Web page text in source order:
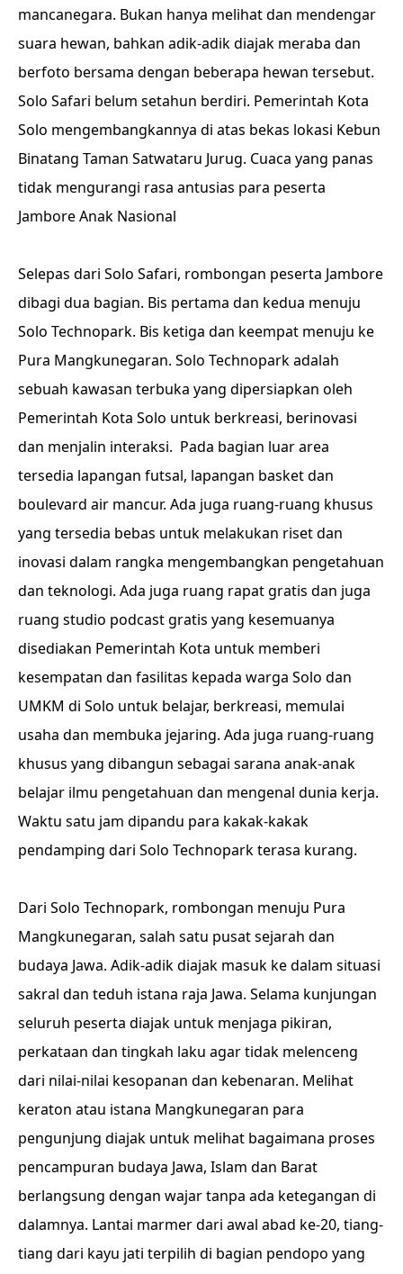
mancanegara. Bukan hanya melihat dan mendengar
suara hewan, bahkan adik-adik diajak meraba dan
berfoto bersama dengan beberapa hewan tersebut.
Solo Safari belum setahun berdiri. Pemerintah Kota
Solo mengembangkannya di atas bekas lokasi Kebun
Binatang Taman Satwataru Jurug. Cuaca yang panas
tidak mengurangi rasa antusias para peserta
Jambore Anak Nasional
Selepas dari Solo Safari, rombongan peserta Jambore
dibagi dua bagian. Bis pertama dan kedua menuju
Solo Technopark. Bis ketiga dan keempat menuju ke
Pura Mangkunegaran. Solo Technopark adalah
sebuah kawasan terbuka yang dipersiapkan oleh
Pemerintah Kota Solo untuk berkreasi, berinovasi
dan menjalin interaksi. Pada bagian luar area
tersedia lapangan futsal, lapangan basket dan
boulevard air mancur. Ada juga ruang-ruang khusus
yang tersedia bebas untuk melakukan riset dan
inovasi dalam rangka mengembangkan pengetahuan
dan teknologi. Ada juga ruang rapat gratis dan juga
ruang studio podcast gratis yang kesemuanya
disediakan Pemerintah Kota untuk memberi
kesempatan dan fasilitas kepada warga Solo dan
UMKM di Solo untuk belajar, berkreasi, memulai
usaha dan membuka jejaring. Ada juga ruang-ruang
khusus yang dibangun sebagai sarana anak-anak
belajar ilmu pengetahuan dan mengenal dunia kerja.
Waktu satu jam dipandu para kakak-kakak
pendamping dari Solo Technopark terasa kurang.
Dari Solo Technopark, rombongan menuju Pura
Mangkunegaran, salah satu pusat sejarah dan
budaya Jawa. Adik-adik diajak masuk ke dalam situasi
sakral dan teduh istana raja Jawa. Selama kunjungan
seluruh peserta diajak untuk menjaga pikiran,
perkataan dan tingkah laku agar tidak melenceng
dari nilai-nilai kesopanan dan kebenaran. Melihat
keraton atau istana Mangkunegaran para
pengunjung diajak untuk melihat bagaimana proses
pencampuran budaya Jawa, Islam dan Barat
berlangsung dengan wajar tanpa ada ketegangan di
dalamnya. Lantai marmer dari awal abad ke-20, tiang-
tiang dari kayu jati terpilih di bagian pendopo yang